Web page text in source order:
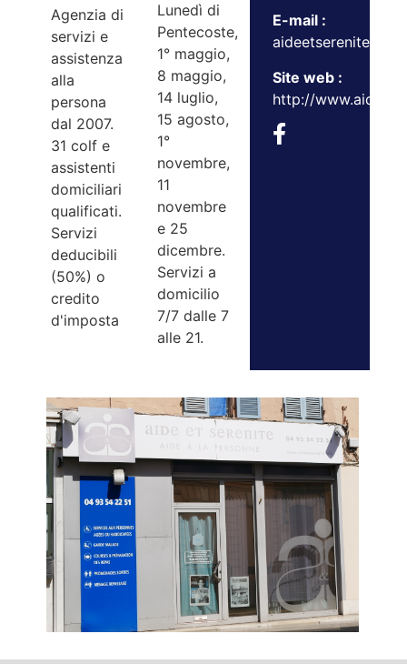
Agenzia di
servizi e
assistenza
alla
persona
dal 2007.
31 colf e
assistenti
domiciliari
qualificati.
Servizi
deducibili
(50%) o
credito
d'imposta
Lunedì di
Pentecoste,
1° maggio,
8 maggio,
14 luglio,
15 agosto,
1°
novembre,
11
novembre
e 25
dicembre.
Servizi a
domicilio
7/7 dalle 7
alle 21.
E-mail :
Site web :
http://